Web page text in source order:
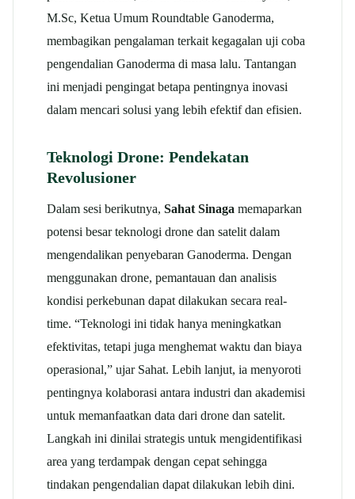
M.Sc, Ketua Umum Roundtable Ganoderma,
membagikan pengalaman terkait kegagalan uji coba
pengendalian Ganoderma di masa lalu. Tantangan
ini menjadi pengingat betapa pentingnya inovasi
dalam mencari solusi yang lebih efektif dan efisien.
Teknologi Drone: Pendekatan
Revolusioner
Dalam sesi berikutnya, Sahat Sinaga memaparkan
potensi besar teknologi drone dan satelit dalam
mengendalikan penyebaran Ganoderma. Dengan
menggunakan drone, pemantauan dan analisis
kondisi perkebunan dapat dilakukan secara real-
time. “Teknologi ini tidak hanya meningkatkan
efektivitas, tetapi juga menghemat waktu dan biaya
operasional,” ujar Sahat. Lebih lanjut, ia menyoroti
pentingnya kolaborasi antara industri dan akademisi
untuk memanfaatkan data dari drone dan satelit.
Langkah ini dinilai strategis untuk mengidentifikasi
area yang terdampak dengan cepat sehingga
tindakan pengendalian dapat dilakukan lebih dini.